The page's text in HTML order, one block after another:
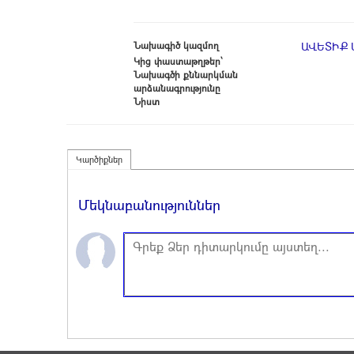
Նախագիծ կազմող ԱՎԵՏԻՔ
Կից փաստաթղթեր՝
Նախագծի քննարկման
արձանագրությունը
Նիստ
Կարծիքներ
Մեկնաբանություններ